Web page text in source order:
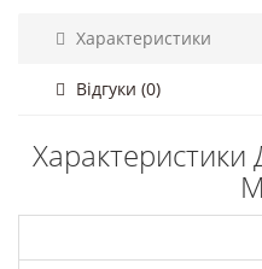
Характеристики
Відгуки (0)